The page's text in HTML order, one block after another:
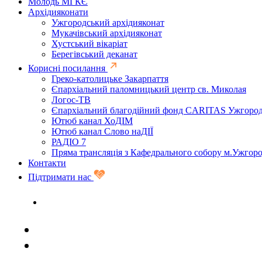
Архідияконати
Ужгородський архідияконат
Мукачівський архідияконат
Хустський вікаріат
Берегівський деканат
Корисні посилання
Греко-католицьке Закарпаття
Єпархіальний паломницький центр св. Миколая
Логос-ТВ
Єпархіальний благодійний фонд CARITAS
Ютюб канал ХоДІМ
Ютюб канал Слово наДІЇ
РАДІО 7
Пряма трансляція з Кафедрального собору
Контакти
Підтримати нас